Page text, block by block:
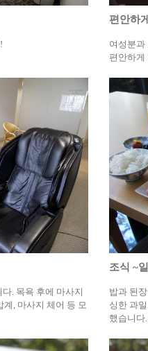
편안하
여성분과
편안하게
. 목욕 후에 마사지
, 마사지 체어 등 모
조식 ~
밥과 된
싱한 과
했습니다